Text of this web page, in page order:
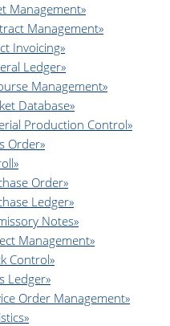
Management»
Management»
Invoicing»
Ledger»
Management»
Database»
Production Control»
Order»
Order»
Ledger»
Notes»
Management»
Control»
Ledger»
Order Management»